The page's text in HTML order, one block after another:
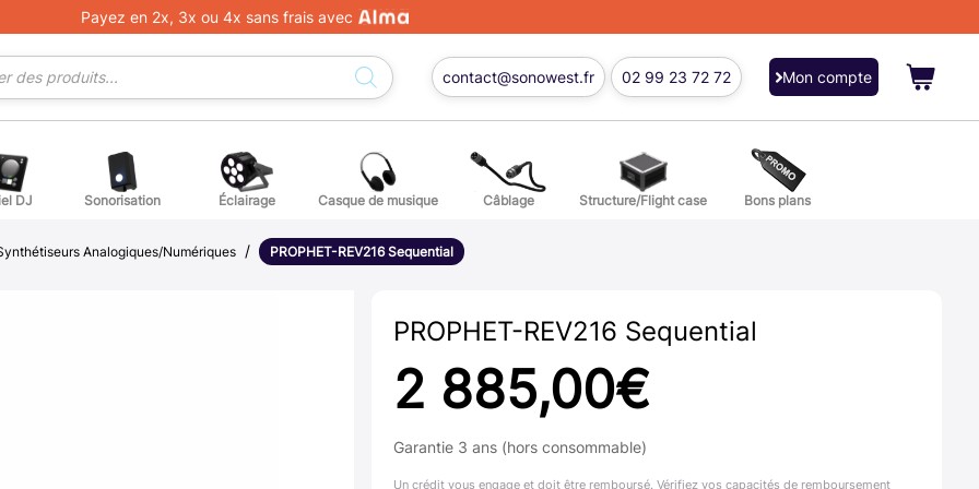
Payez en 2x, 3x ou 4x sans frais avec
contact@sonowest.fr 02 99 23 72 72 Mon compte
voix Percussions
DJ
DJ
Sonorisation Éclairage Casque de musique Câblage Structure/Flight case Bons plans
Analogiques/Numériques / PROPHET-REV216 Sequential
PROPHET-REV216 Sequential
2 885,00€
Garantie 3 ans (hors consommable)
Un crédit vous engage et doit être remboursé. Vérifiez vos capacités de remboursement